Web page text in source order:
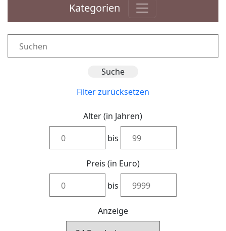
Kategorien
Filter zurücksetzen
Alter (in Jahren)
bis
Preis (in Euro)
bis
Anzeige